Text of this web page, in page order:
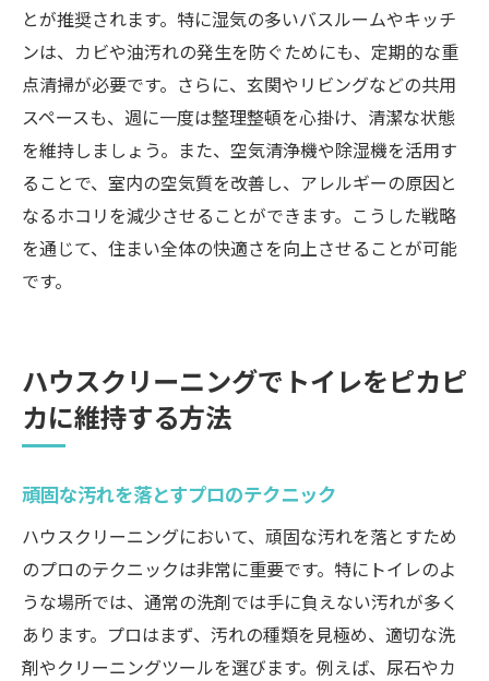
とが推奨されます。特に湿気の多いバスルームやキッチ
ンは、カビや油汚れの発生を防ぐためにも、定期的な重
点清掃が必要です。さらに、玄関やリビングなどの共用
スペースも、週に一度は整理整頓を心掛け、清潔な状態
を維持しましょう。また、空気清浄機や除湿機を活用す
ることで、室内の空気質を改善し、アレルギーの原因と
なるホコリを減少させることができます。こうした戦略
を通じて、住まい全体の快適さを向上させることが可能
です。
ハウスクリーニングでトイレをピカピ
カに維持する方法
頑固な汚れを落とすプロのテクニック
ハウスクリーニングにおいて、頑固な汚れを落とすため
のプロのテクニックは非常に重要です。特にトイレのよ
うな場所では、通常の洗剤では手に負えない汚れが多く
あります。プロはまず、汚れの種類を見極め、適切な洗
剤やクリーニングツールを選びます。例えば、尿石やカ